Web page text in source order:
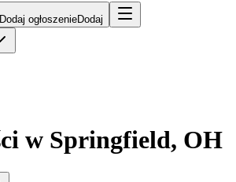
Dodaj ogłoszenieDodaj
w Springfield, OH